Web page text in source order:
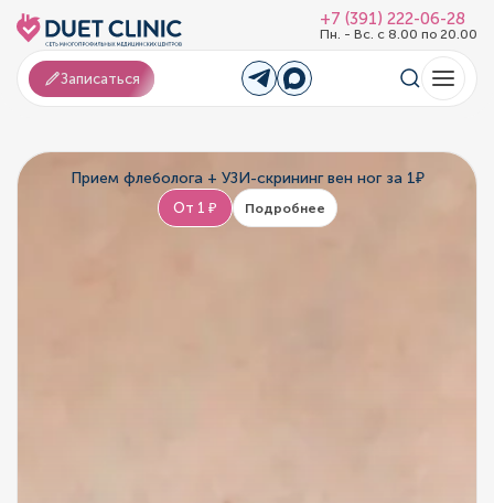
+7 (391) 222-06-28
Пн. - Вс. с 8.00 по 20.00
Записаться
Прием флеболога + УЗИ-скрининг вен ног за 1₽
От 1 ₽ Подробнее